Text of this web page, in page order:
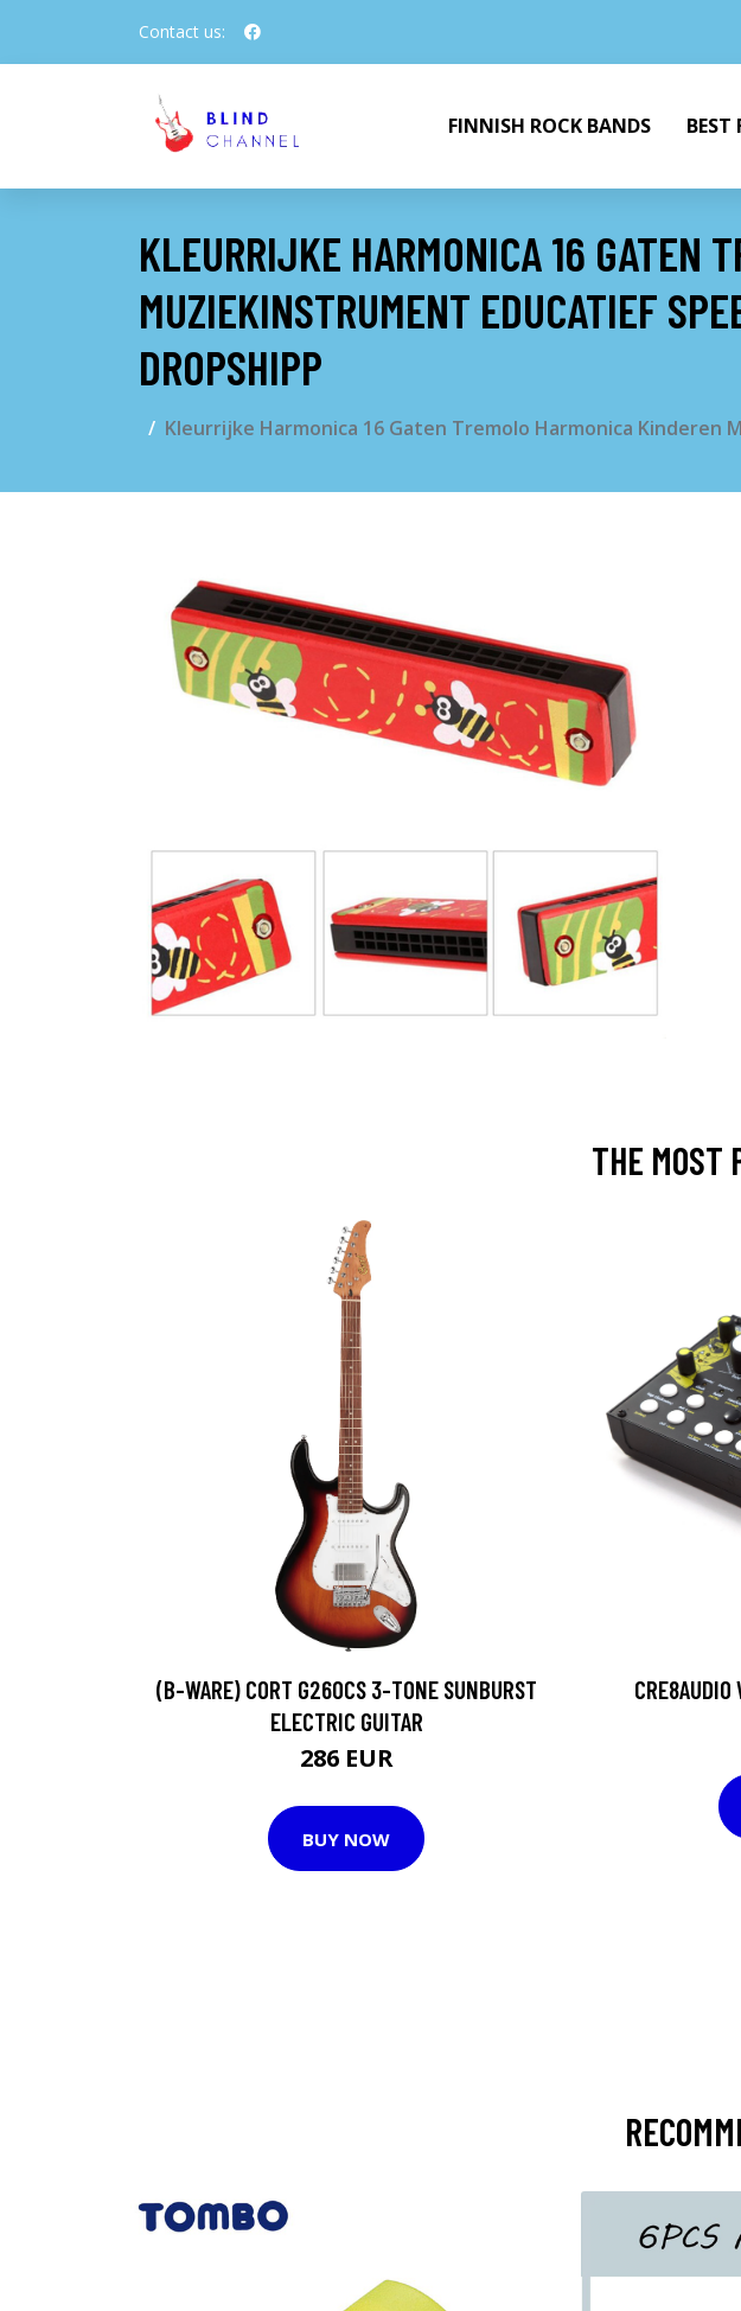
Contact us:
FINNISH ROCK BANDS BEST
KLEURRIJKE HARMONICA 16 GATEN
MUZIEKINSTRUMENT EDUCATIEF
DROPSHIPP
Kleurrijke Harmonica 16 Gaten Tremolo Harmonica
THE MOST
(B-WARE) CORT G260CS 3-TONE SUNBURST
ELECTRIC GUITAR
286 EUR
BUY NOW